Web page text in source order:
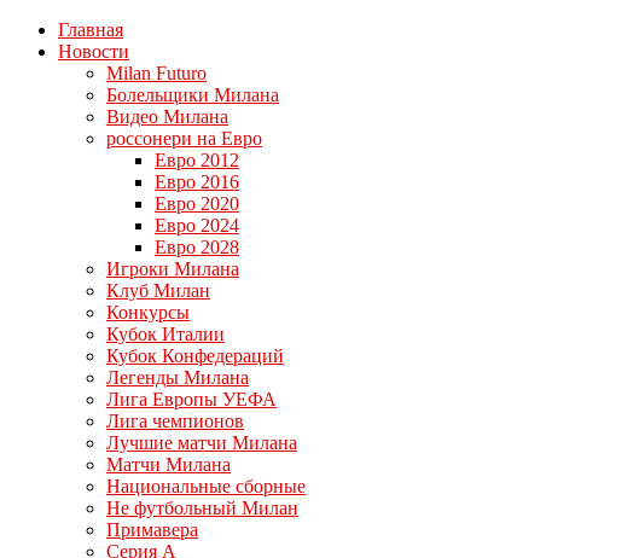
Главная
Новости
Milan Futuro
Болельщики Милана
Видео Милана
россонери на Евро
Евро 2012
Евро 2016
Евро 2020
Евро 2024
Евро 2028
Игроки Милана
Клуб Милан
Конкурсы
Кубок Италии
Кубок Конфедераций
Легенды Милана
Лига Европы УЕФА
Лига чемпионов
Лучшие матчи Милана
Матчи Милана
Национальные сборные
Не футбольный Милан
Примавера
Серия А